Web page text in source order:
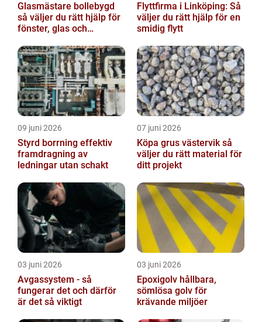
Glasmästare bollebygd
så väljer du rätt hjälp för
fönster, glas och
Flyttfirma i Linköping: Så
väljer du rätt hjälp för en
smidig flytt
09 juni 2026
Styrd borrning effektiv
framdragning av
ledningar utan schakt
07 juni 2026
Köpa grus västervik så
väljer du rätt material för
ditt projekt
03 juni 2026
Avgassystem - så
fungerar det och därför
är det så viktigt
03 juni 2026
Epoxigolv hållbara,
sömlösa golv för
krävande miljöer